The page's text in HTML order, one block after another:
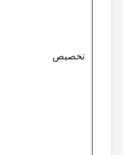
تخصيص